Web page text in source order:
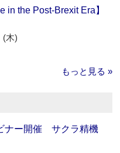
in the Post-Brexit Era】
(木)
もっと見る »
ナー開催 サクラ精機